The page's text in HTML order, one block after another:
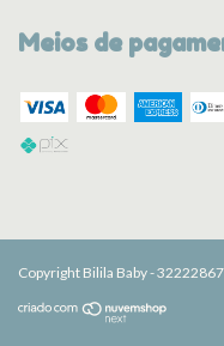
Meios de
Copyright Bilila Baby -